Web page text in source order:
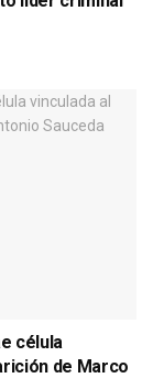
célula
de Marco